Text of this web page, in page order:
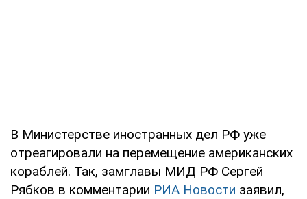
В Министерстве иностранных дел РФ уже
отреагировали на перемещение американских
кораблей. Так, замглавы МИД РФ Сергей
Рябков в комментарии РИА Новости заявил,